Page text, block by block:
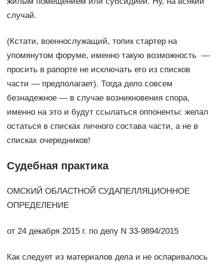
случай.
(Кстати, военнослужащий, топик стартер на
упомянутом форуме, именно такую возможность —
просить в рапорте не исключать его из списков
части — предполагает). Тогда дело совсем
безнадежное — в случае возникновения спора,
именно на это и будут ссылаться оппоненты: желал
остаться в списках личного состава части, а не в
списках очередников!
Судебная практика
ОМСКИЙ ОБЛАСТНОЙ СУДАПЕЛЛЯЦИОННОЕ
ОПРЕДЕЛЕНИЕ
от 24 декабря 2015 г. по делу N 33-9894/2015
Как следует из материалов дела и не оспаривалось